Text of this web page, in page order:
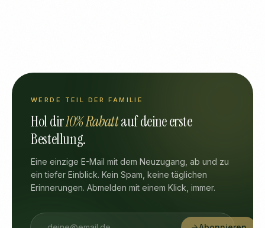
WERDE TEIL DER FAMILIE
Hol dir10% Rabattauf deine erste
Bestellung.
Eine einzige E-Mail mit dem Neuzugang, ab und zu
ein tiefer Einblick. Kein Spam, keine täglichen
Erinnerungen. Abmelden mit einem Klick, immer.